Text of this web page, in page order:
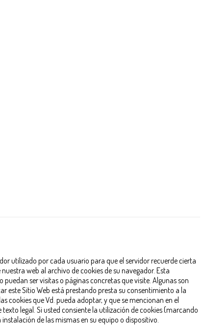
utilizado por cada usuario para que el servidor recuerde cierta
web al archivo de cookies de su navegador. Esta
ser visitas o páginas concretas que visite. Algunas son
este Sitio Web está prestando presta su consentimiento a la
cookies que Vd. pueda adoptar, y que se mencionan en el
legal. Si usted consiente la utilización de cookies (marcando
de las mismas en su equipo o dispositivo.